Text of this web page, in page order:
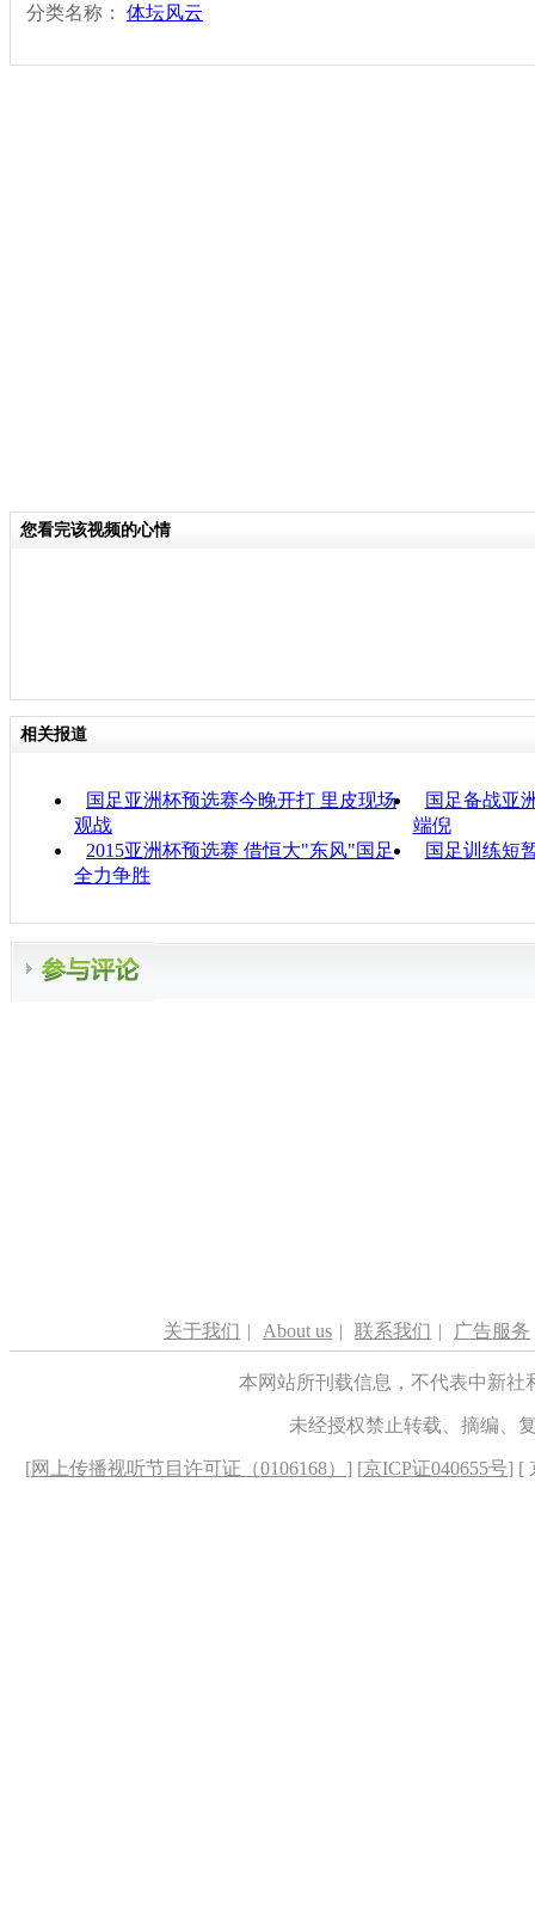
分类名称： 体坛风云
您看完该视频的心情
相关报道
国足亚洲杯预选赛今晚开打 里皮现场
观战
国足备战亚
端倪
2015亚洲杯预选赛 借恒大"东风"国足
全力争胜
国足训练短
关于我们 | About us | 联系我们 | 广告服务
本网站所刊载信息，不代表中新
未经授权禁止转载、摘编、
[网上传播视听节目许可证（0106168） ] [京ICP证040655号] [